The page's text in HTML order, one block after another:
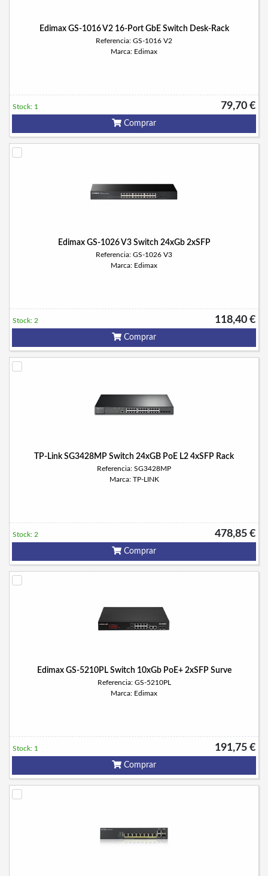
Edimax GS-1016 V2 16-Port GbE Switch Desk-Rack
Referencia: GS-1016 V2
Marca: Edimax
79,70 €
Stock: 1
Comprar
Edimax GS-1026 V3 Switch 24xGb 2xSFP
Referencia: GS-1026 V3
Marca: Edimax
118,40 €
Stock: 2
Comprar
TP-Link SG3428MP Switch 24xGB PoE L2 4xSFP Rack
Referencia: SG3428MP
Marca: TP-LINK
478,85 €
Stock: 2
Comprar
Edimax GS-5210PL Switch 10xGb PoE+ 2xSFP Surve
Referencia: GS-5210PL
Marca: Edimax
191,75 €
Stock: 1
Comprar